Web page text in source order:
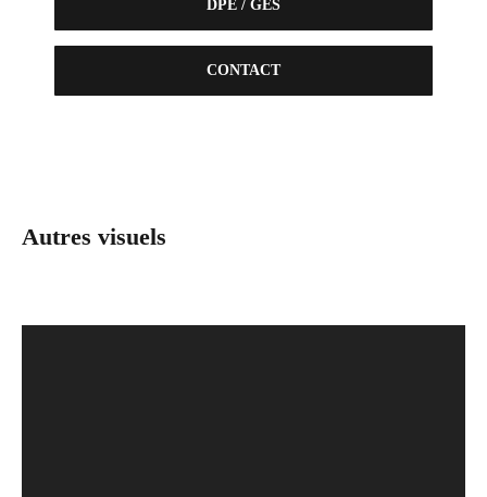
DPE / GES
CONTACT
Autres visuels